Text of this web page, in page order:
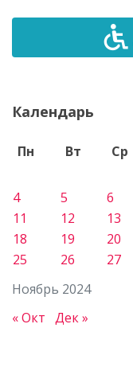
Календарь
Ноябрь 2024
Пн Вт Ср
4
5 6
11
12 13
18
19 20
25
26 27
« Окт Дек »